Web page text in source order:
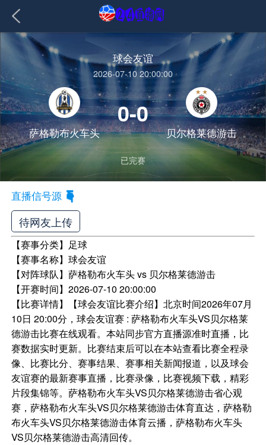
球会友谊
2026-07-10 20:00:00
萨格勒布火车头
0-0
贝尔格莱德游击
已完赛
直播信号源
待网友上传
【赛事分类】 足球
【赛事名称】球会友谊
【对阵球队】萨格勒布火车头 vs 贝尔格莱德游击
【开赛时间】2026-07-10 20:00:00
【比赛详情】
【球会友谊比赛介绍】北京时间2026年07月
10日 20:00分，球会友谊赛 : 萨格勒布火车头VS贝尔格莱
德游击比赛在线观看。本站同步官方直播源准时直播，比
赛数据实时更新。比赛结束后可以在本站查看比赛全程录
像、比赛比分、赛事结果、赛事相关新闻报道，以及球会
友谊赛的最新赛事直播，比赛录像，比赛视频下载，精彩
片段集锦等。萨格勒布火车头VS贝尔格莱德游击省心观
赛，萨格勒布火车头VS贝尔格莱德游击体育直达，萨格勒
布火车头VS贝尔格莱德游击体育云播，萨格勒布火车头
VS贝尔格莱德游击高清回传。